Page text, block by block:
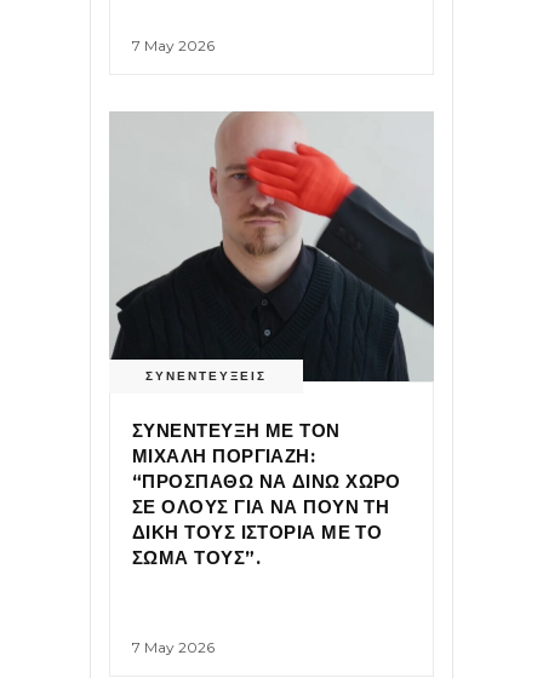
7 May 2026
ΣΥΝΕΝΤΕΥΞΕΙΣ
ΣΥΝΕΝΤΕΥΞΗ ΜΕ ΤΟΝ
ΜΙΧΑΛΗ ΠΟΡΓΙΑΖΗ:
“ΠΡΟΣΠΑΘΩ ΝΑ ΔΙΝΩ ΧΩΡΟ
ΣΕ ΟΛΟΥΣ ΓΙΑ ΝΑ ΠΟΥΝ ΤΗ
ΔΙΚΗ ΤΟΥΣ ΙΣΤΟΡΙΑ ΜΕ ΤΟ
ΣΩΜΑ ΤΟΥΣ”.
7 May 2026